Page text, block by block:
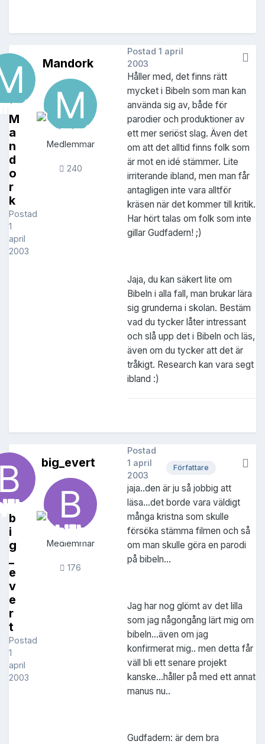
M
a
n
d
o
r
k
Postad
1
april
2003
Mandork
Medlemmar
240
Postad 1 april
2003
Håller med, det finns rätt
mycket i Bibeln som man kan
använda sig av, både för
parodier och produktioner av
ett mer seriöst slag. Även det
om att det alltid finns folk som
är mot en idé stämmer. Lite
irriterande ibland, men man får
antagligen inte vara alltför
kräsen när det kommer till kritik.
Har hört talas om folk som inte
gillar Gudfadern! ;)
Jaja, du kan säkert lite om
Bibeln i alla fall, man brukar lära
sig grunderna i skolan. Bestäm
vad du tycker låter intressant
och slå upp det i Bibeln och läs,
även om du tycker att det är
tråkigt. Research kan vara segt
ibland :)
b
i
g
_
e
v
e
r
t
Postad
1
april
2003
big_evert
Medlemmar
176
Författare
Postad
1 april
2003
jaja..den är ju så jobbig att
läsa...det borde vara väldigt
många kristna som skulle
försöka stämma filmen och så
om man skulle göra en parodi
på bibeln...
Jag har nog glömt av det lilla
som jag någongång lärt mig om
bibeln...även om jag
konfirmerat mig.. men detta får
väll bli ett senare projekt
kanske...håller på med ett annat
manus nu..
Gudfadern: är dem bra